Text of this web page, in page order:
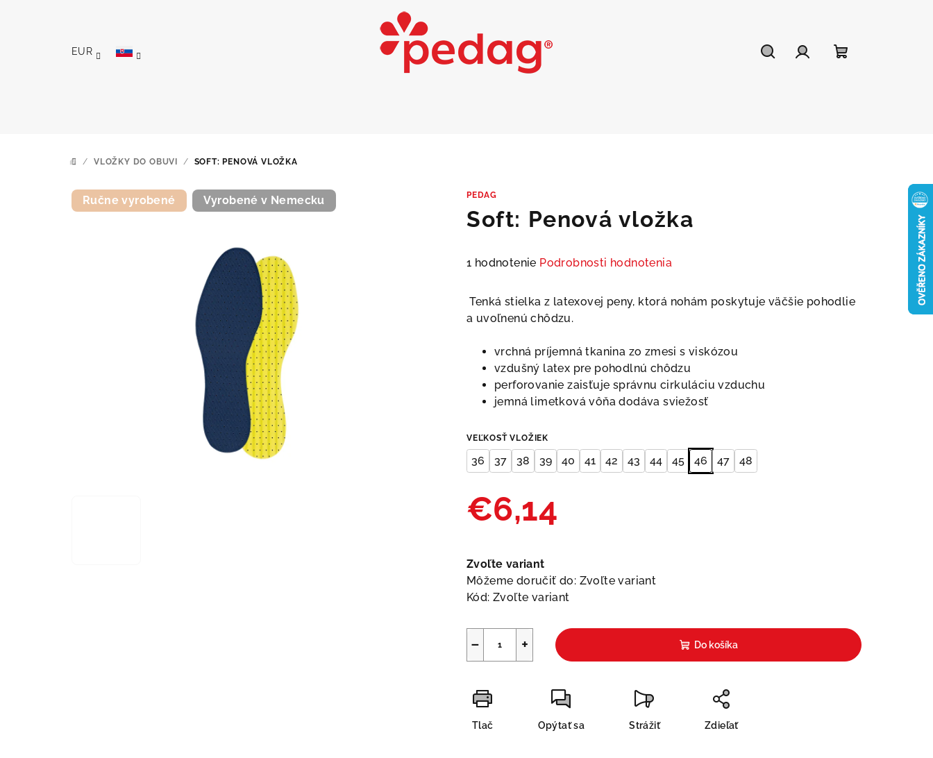
EUR
DOMOV
/ VLOŽKY DO OBUVI / SOFT: PENOVÁ VLOŽKA
PEDAG
Soft: Penová vložka
Priemerné
produktu
hviezdičiek.
1 hodnotenie Podrobnosti hodnotenia
Tenká stielka z latexovej peny, ktorá nohám poskytuje väčšie pohodlie
a uvoľnenúchôdzu.
vrchná príjemná tkanina zo zmesi s viskózou
vzdušný latex pre pohodlnú chôdzu
perforovanie zaisťuje správnu cirkuláciu vzduchu
jemná limetková vôňa dodáva sviežosť
VEĽKOSŤ VLOŽIEK
36 37 38 39 40 41 42 43 44 45 46 47 48
€6,14
cena:
Zvoľte variant
Môžeme doručiť do: Zvoľte variant
Kód: Zvoľte variant
+
− Do košíka
Tlač Opýtať sa Strážiť Zdieľať
Ručne vyrobené Vyrobené v Nemecku